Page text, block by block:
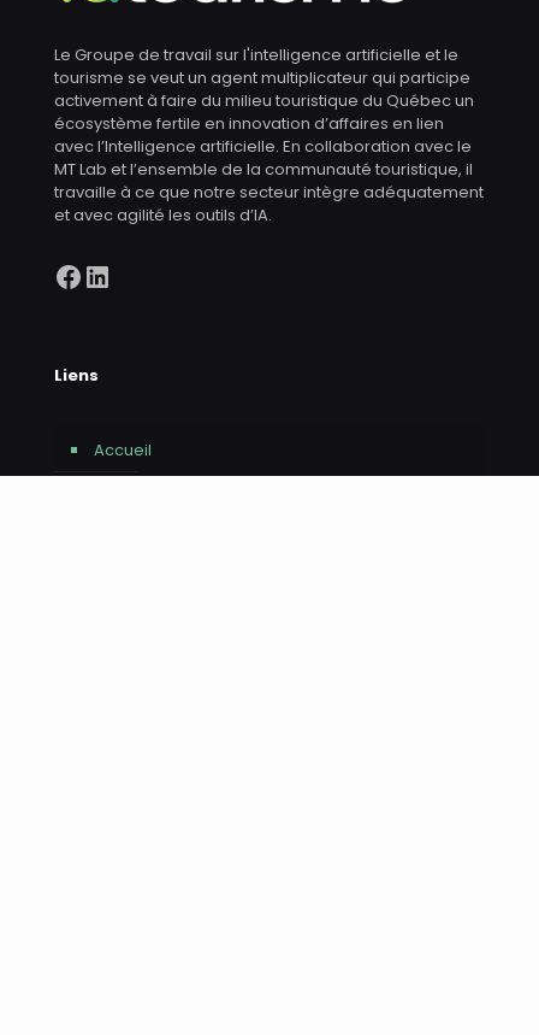
Le Groupe de travail sur l'intelligence artificielle et le
tourisme se veut un agent multiplicateur qui participe
activement à faire du milieu touristique du Québec un
écosystème fertile en innovation d’affaires en lien
avec l’Intelligence artificielle. En collaboration avec le
MT Lab et l’ensemble de la communauté touristique, il
travaille à ce que notre secteur intègre adéquatement
et avec agilité les outils d’IA.
Facebook
LinkedIn
Liens
Accueil